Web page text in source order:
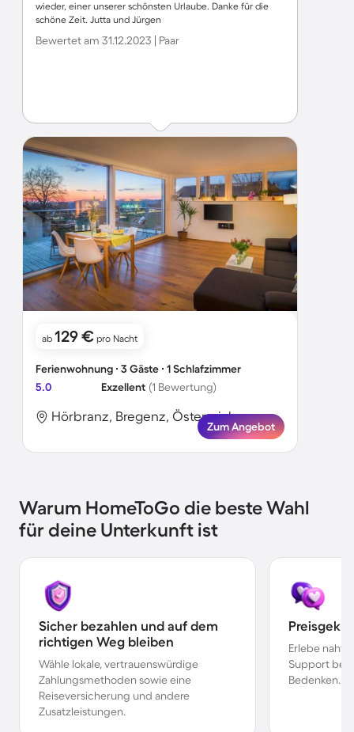
wieder, einer unserer schönsten Urlaube. Danke für die
schöne Zeit. Jutta und Jürgen
Bewertet am 31.12.2023 | Paar
ab 129 € pro Nacht
Ferienwohnung ∙ 3 Gäste ∙ 1 Schlafzimmer
5.0
Exzellent (1 Bewertung)
Hörbranz, Bregenz, Österreich
Zum Angebot
Warum HomeToGo die beste Wahl
für deine Unterkunft ist
Sicher bezahlen und auf dem
richtigen Weg bleiben
Wähle lokale, vertrauenswürdige
Zahlungsmethoden sowie eine
Reiseversicherung und andere
Zusatzleistungen.
Erlebe
Support bei
Bedenken.